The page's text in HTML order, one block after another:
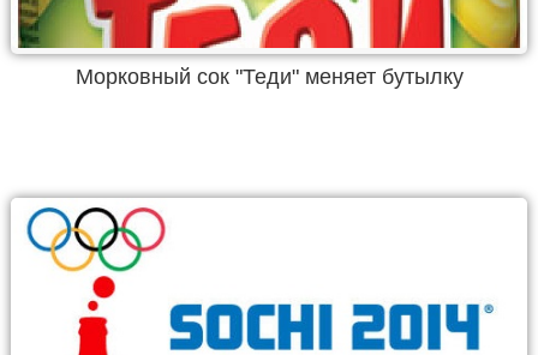
Морковный сок "Теди" меняет бутылку